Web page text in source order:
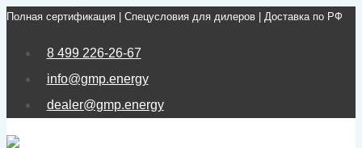
Перейти
Полная сертификация | Спецусловия для дилеров | Доставка по РФ
8 499 226-26-67
info@gmp.energy
dealer@gmp.energy